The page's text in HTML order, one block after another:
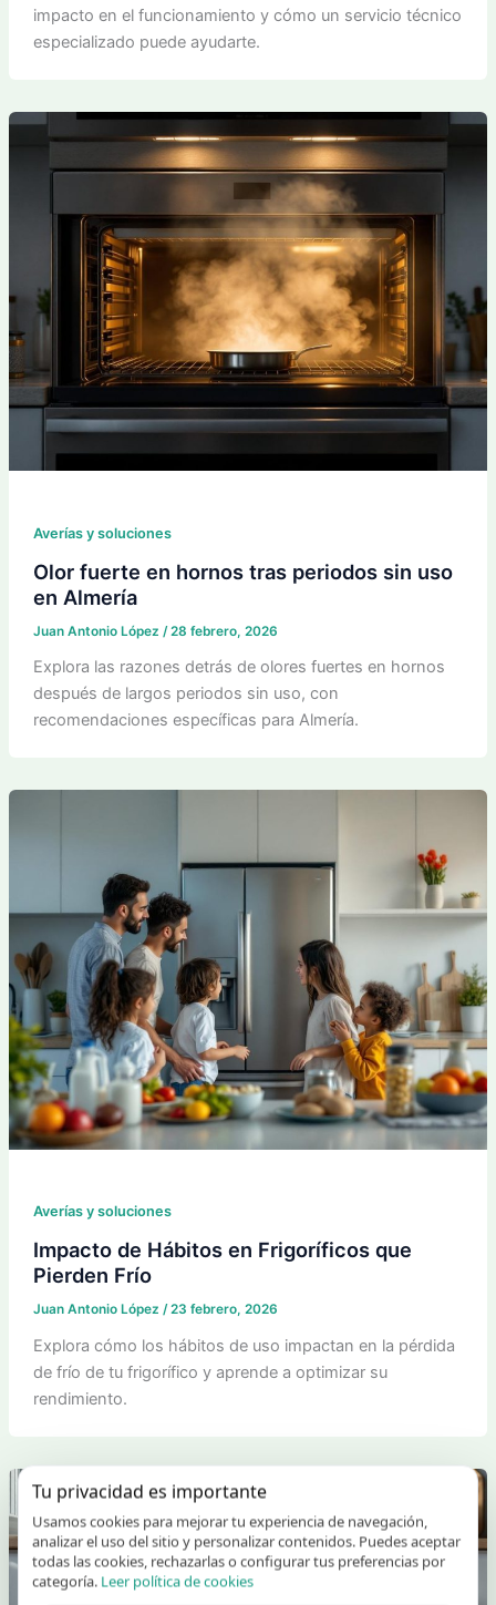
impacto en el funcionamiento y cómo un servicio técnico
especializado puede ayudarte.
Averías y soluciones
Olor fuerte en hornos tras periodos sin uso
en Almería
Juan Antonio López /28 febrero, 2026
Explora las razones detrás de olores fuertes en hornos
después de largos periodos sin uso, con
recomendaciones específicas para Almería.
Averías y soluciones
Impacto de Hábitos en Frigoríficos que
Pierden Frío
Juan Antonio López /23 febrero, 2026
Explora cómo los hábitos de uso impactan en la pérdida
de frío de tu frigorífico y aprende a optimizar su
rendimiento.
Tu privacidad es importante
Usamos cookies para mejorar tu experiencia de navegación,
analizar el uso del sitio y personalizar contenidos. Puedes aceptar
todas las cookies, rechazarlas o configurar tus preferencias por
categoría. Leer política de cookies